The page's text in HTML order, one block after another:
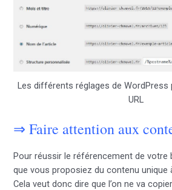
Les différents réglages de
URL
⇒ Faire attention aux
Pour réussir le référencement de votre
que vous proposiez du contenu unique
Cela veut donc dire que l’on ne va